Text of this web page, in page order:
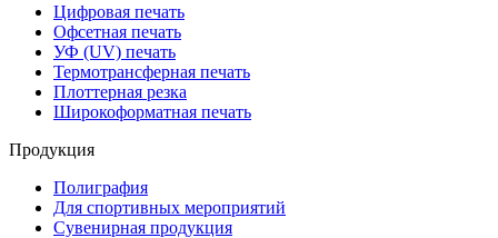
Цифровая печать
Офсетная печать
УФ (UV) печать
Термотрансферная печать
Плоттерная резка
Широкоформатная печать
Продукция
Полиграфия
Для спортивных мероприятий
Сувенирная продукция